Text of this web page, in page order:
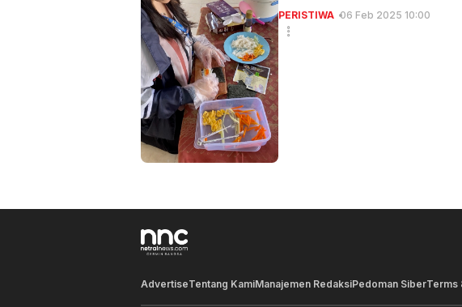
PERISTIWA 06 Feb 2025 10:00
AdvertiseTentang KamiManajemen RedaksiPedoman SiberTerms